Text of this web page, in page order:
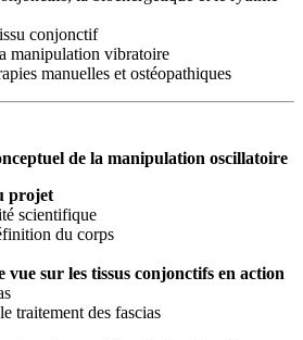
conjonctif
manipulation vibratoire
manuelles et ostéopathiques
de la manipulation oscillatoire
projet
scientifique
du corps
sur les tissus conjonctifs en action
traitement des fascias